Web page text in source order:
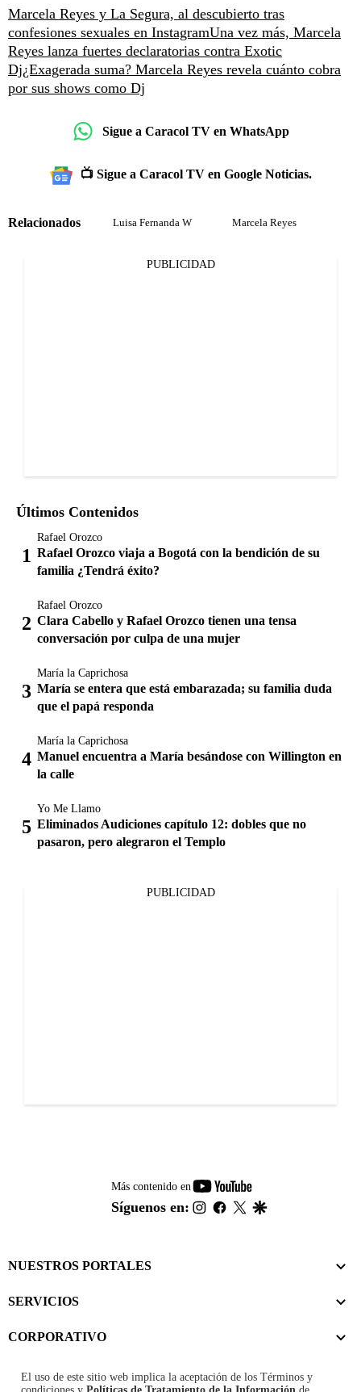
Marcela Reyes y La Segura, al descubierto tras
confesiones sexuales en InstagramUna vez más, Marcela
Reyes lanza fuertes declaratorias contra Exotic
Dj¿Exagerada suma? Marcela Reyes revela cuánto cobra
por sus shows como Dj
Sigue a Caracol TV en WhatsApp
📺 Sigue a Caracol TV en Google Noticias.
Relacionados Luisa Fernanda W Marcela Reyes
PUBLICIDAD
Últimos Contenidos
Rafael Orozco
Rafael Orozco viaja a Bogotá con la bendición de su
familia ¿Tendrá éxito?
Rafael Orozco
Clara Cabello y Rafael Orozco tienen una tensa
conversación por culpa de una mujer
María la Caprichosa
María se entera que está embarazada; su familia duda
que el papá responda
María la Caprichosa
Manuel encuentra a María besándose con Willington en
la calle
Yo Me Llamo
Eliminados Audiciones capítulo 12: dobles que no
pasaron, pero alegraron el Templo
PUBLICIDAD
Más contenido en
youtube-
footer
Síguenos en: instagram
facebook
twitter
NUESTROS PORTALES
SERVICIOS
CORPORATIVO
El uso de este sitio web implica la aceptación de los Términos y